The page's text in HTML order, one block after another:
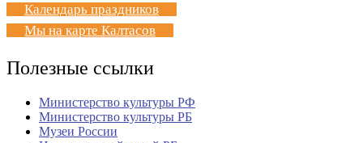
Календарь праздников
Мы на карте Калтасов
Полезные ссылки
Министерство культуры РФ
Министерство культуры РБ
Музеи России